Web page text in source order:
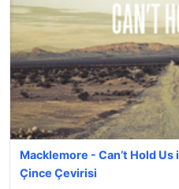
Macklemore - Can’t Hold Us
Çince Çevirisi